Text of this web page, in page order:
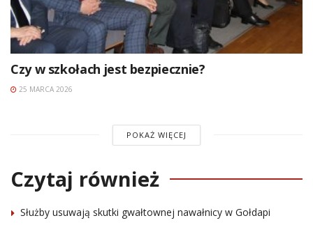
Czy w szkołach jest bezpiecznie?
25 MARCA 2026
POKAŻ WIĘCEJ
Czytaj również
Służby usuwają skutki gwałtownej nawałnicy w Gołdapi